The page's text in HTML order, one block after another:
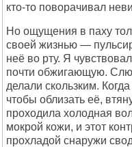
кто-то поворачивал
Но ощущения в паху
своей жизнью —
неё во рту. Я
почти обжигающую.
делали скользким.
чтобы облизать её,
проходила холодная
мокрой кожи, и этот
прохладой снаружи